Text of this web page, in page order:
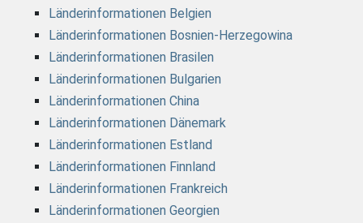
Länderinformationen Belgien
Länderinformationen Bosnien-Herzegowina
Länderinformationen Brasilen
Länderinformationen Bulgarien
Länderinformationen China
Länderinformationen Dänemark
Länderinformationen Estland
Länderinformationen Finnland
Länderinformationen Frankreich
Länderinformationen Georgien